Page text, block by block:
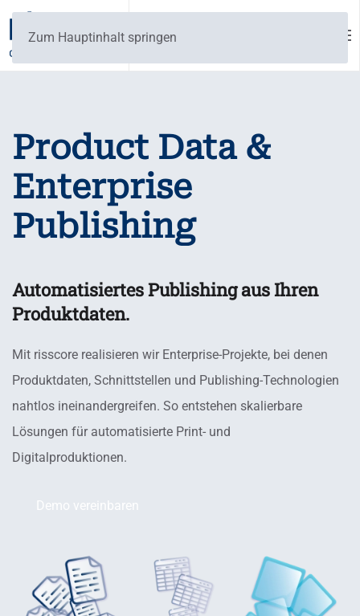
Zum Hauptinhalt springen
Product Data &
Enterprise
Publishing
Automatisiertes Publishing aus Ihren
Produktdaten.
Mit risscore realisieren wir Enterprise-Projekte, bei denen
Produktdaten, Schnittstellen und Publishing-Technologien
nahtlos ineinandergreifen. So entstehen skalierbare
Lösungen für automatisierte Print- und
Digitalproduktionen.
Demo vereinbaren